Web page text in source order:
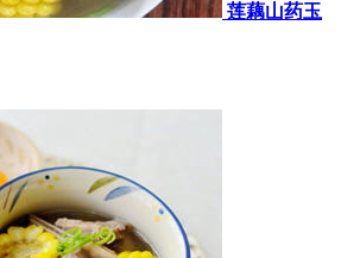
莲藕山药玉